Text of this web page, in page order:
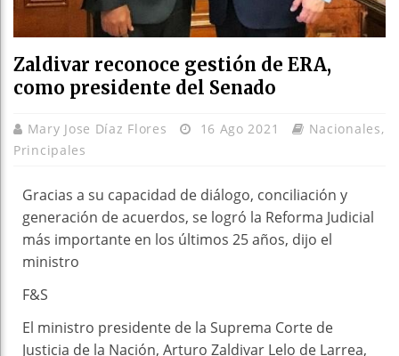
Zaldivar reconoce gestión de ERA,
como presidente del Senado
Mary Jose Díaz Flores 16 Ago 2021 Nacionales,
Principales
Gracias a su capacidad de diálogo, conciliación y
generación de acuerdos, se logró la Reforma Judicial
más importante en los últimos 25 años, dijo el
ministro
F&S
El ministro presidente de la Suprema Corte de
Justicia de la Nación, Arturo Zaldivar Lelo de Larrea,